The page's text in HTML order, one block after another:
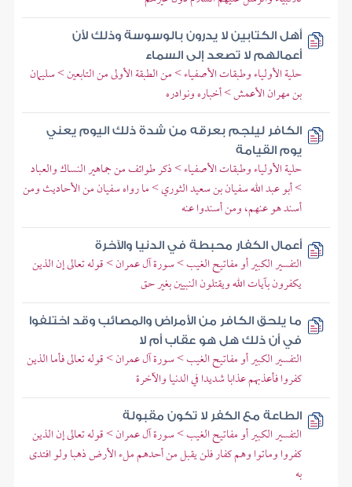
أهل الكتابين لا يدرون بالوسوسة وذلك لأن
أعمالهم لا تصعد إلى السماء
حلية الأولياء وطبقات الأصفياء > من الطبقة الأولى من التابعين > سليمان
بن مهران الأعمش > أخباره ونوادره
الكافر ليلجم بعرقه من شدة ذلك اليوم يعني
يوم القيامة
حلية الأولياء وطبقات الأصفياء > ذكر طوائف من جماهير النساك والعباد
> أبو عبد الله سفيان بن سعيد الثوري > ما رواه سفيان من الأحاديث ومن
أسند هو عنهم، ومن أسندوا عنه
أعمال الكفار محبطة في الدنيا والآخرة
التفسير الكبير أو مفاتيح الغيب > سورة آل عمران > قوله تعالى إن الذين
يكفرون بآيات الله ويقتلون النبيين بغير حق
ما يلحق الكافر من الأمراض والمصائب وقد اختلفوا
في أن ذلك هل هو عقاب أم لا
التفسير الكبير أو مفاتيح الغيب > سورة آل عمران > قوله تعالى فأما الذين
كفروا فأعذبهم عذابا شديدا في الدنيا والآخرة
الطاعة مع الكفر لا تكون مقبولة
التفسير الكبير أو مفاتيح الغيب > سورة آل عمران > قوله تعالى إن الذين
كفروا وماتوا وهم كفار فلن يقبل من أحدهم ملء الأرض ذهبا ولو افتدى
به